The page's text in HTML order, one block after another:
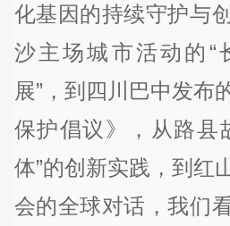
化基因的持续守护与
沙主场城市活动的“
展”，到四川巴中发布
保护倡议》，从路县
体”的创新实践，到红
会的全球对话，我们